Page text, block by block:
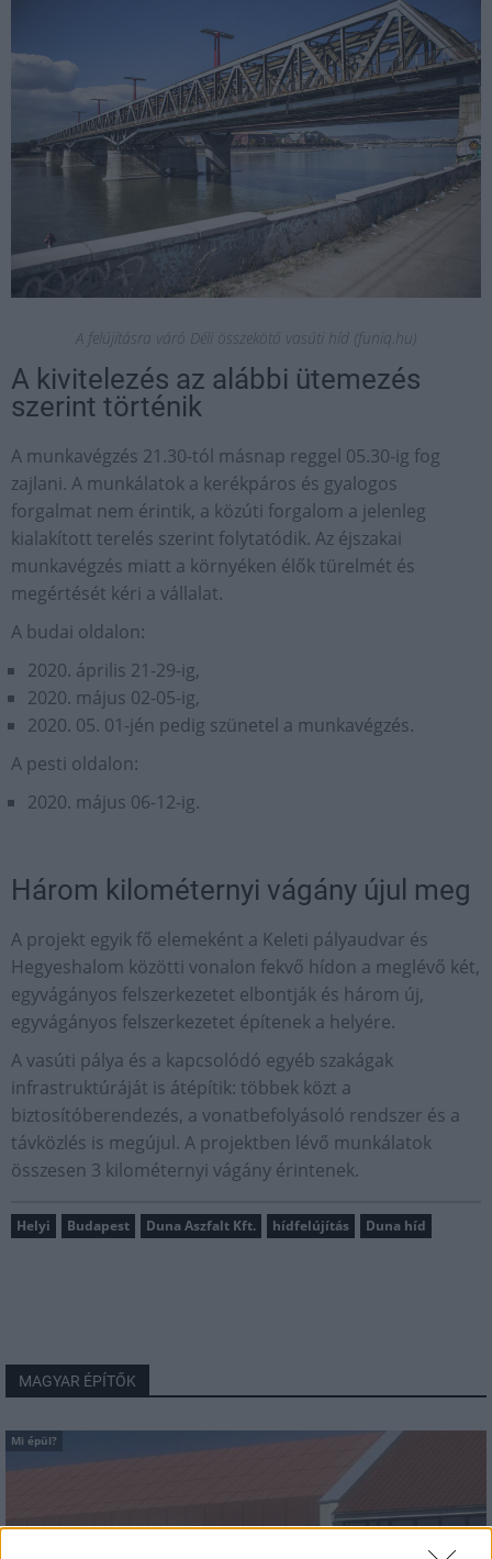
A felújításra váró Déli összekötő vasúti híd (funiq.hu)
A kivitelezés az alábbi ütemezés
szerint történik
A munkavégzés 21.30-tól másnap reggel 05.30-ig fog
zajlani. A munkálatok a kerékpáros és gyalogos
forgalmat nem érintik, a közúti forgalom a jelenleg
kialakított terelés szerint folytatódik. Az éjszakai
munkavégzés miatt a környéken élők türelmét és
megértését kéri a vállalat.
A budai oldalon:
2020. április 21-29-ig,
2020. május 02-05-ig,
2020. 05. 01-jén pedig szünetel a munkavégzés.
A pesti oldalon:
2020. május 06-12-ig.
Három kilométernyi vágány újul meg
A projekt egyik fő elemeként a Keleti pályaudvar és
Hegyeshalom közötti vonalon fekvő hídon a meglévő két,
egyvágányos felszerkezetet elbontják és három új,
egyvágányos felszerkezetet építenek a helyére.
A vasúti pálya és a kapcsolódó egyéb szakágak
infrastruktúráját is átépítik: többek közt a
biztosítóberendezés, a vonatbefolyásoló rendszer és a
távközlés is megújul. A projektben lévő munkálatok
összesen 3 kilométernyi vágány érintenek.
Helyi Budapest Duna Aszfalt Kft. hídfelújítás Duna híd
MAGYAR ÉPÍTŐK
Mi épül?